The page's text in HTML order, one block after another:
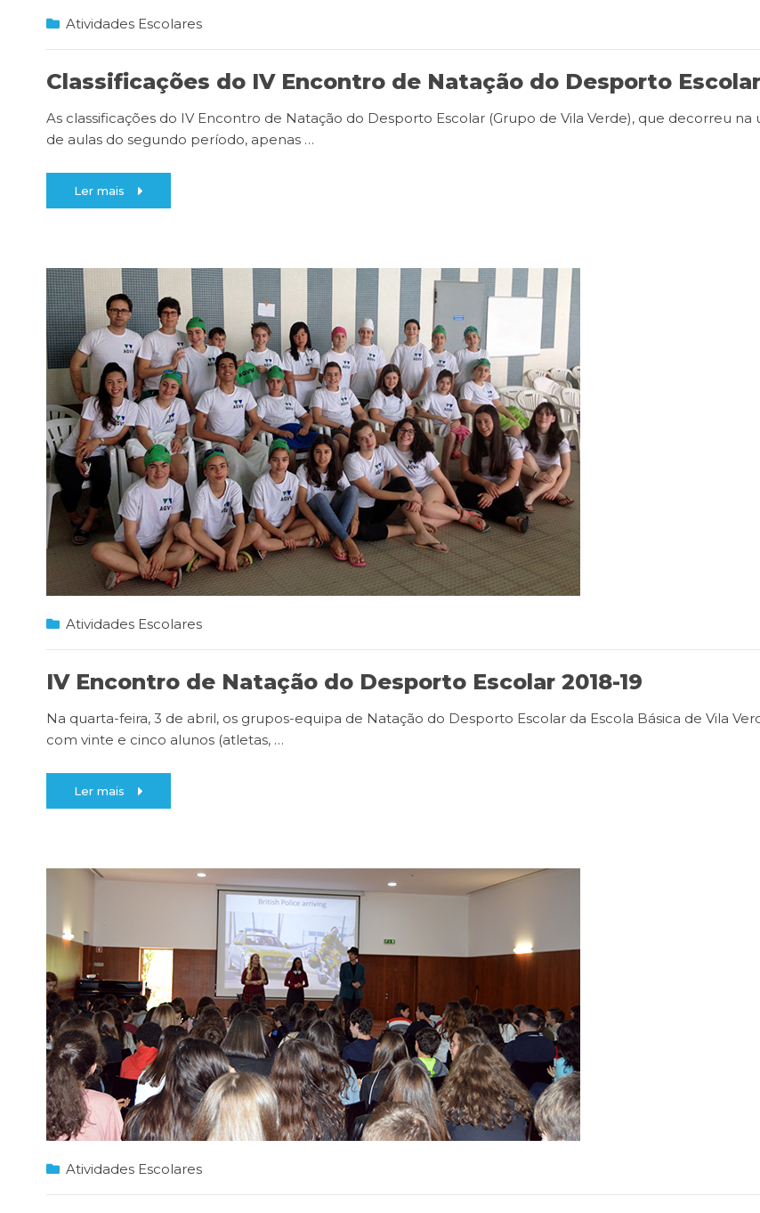
Atividades Escolares
Classificações do IV Encontro de Natação do Desporto Escolar
As classificações do IV Encontro de Natação do Desporto Escolar (Grupo de Vila Verde), que decorreu na
de aulas do segundo período, apenas …
Ler mais
Atividades Escolares
IV Encontro de Natação do Desporto Escolar 2018-19
Na quarta-feira, 3 de abril, os grupos-equipa de Natação do Desporto Escolar da Escola Básica de Vila
com vinte e cinco alunos (atletas, …
Ler mais
Atividades Escolares